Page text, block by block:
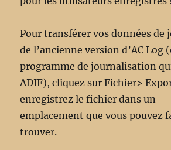
Pour transférer vos données de
de l’ancienne version d’AC Log
programme de journalisation
ADIF), cliquez sur Fichier>
enregistrez le fichier dans un
emplacement que vous pouvez
trouver.